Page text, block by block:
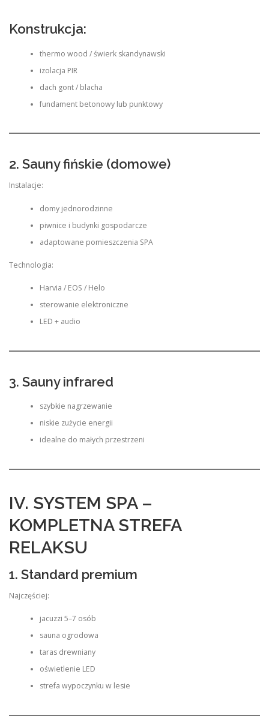
Konstrukcja:
thermo wood / świerk skandynawski
izolacja PIR
dach gont / blacha
fundament betonowy lub punktowy
2. Sauny fińskie (domowe)
Instalacje:
domy jednorodzinne
piwnice i budynki gospodarcze
adaptowane pomieszczenia SPA
Technologia:
Harvia / EOS / Helo
sterowanie elektroniczne
LED + audio
3. Sauny infrared
szybkie nagrzewanie
niskie zużycie energii
idealne do małych przestrzeni
IV. SYSTEM SPA –
KOMPLETNA STREFA
RELAKSU
1. Standard premium
Najczęściej:
jacuzzi 5–7 osób
sauna ogrodowa
taras drewniany
oświetlenie LED
strefa wypoczynku w lesie